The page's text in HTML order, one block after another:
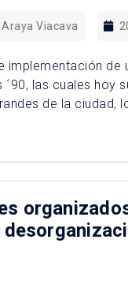
Viacava
implementación de
las cuales hoy
de la